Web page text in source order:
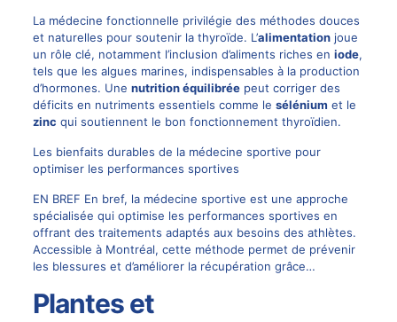
La médecine fonctionnelle privilégie des méthodes douces
et naturelles pour soutenir la thyroïde. L’alimentationjoue
un rôle clé, notamment l’inclusion d’aliments riches en iode,
tels que les algues marines, indispensables à la production
d’hormones. Une nutrition équilibréepeut corriger des
déficits en nutriments essentiels comme le sélénium et le
zinc qui soutiennent le bon fonctionnement thyroïdien.
Les bienfaits durables de la médecine sportive pour
optimiser les performances sportives
EN BREF En bref, la médecine sportive est une approche
spécialisée qui optimise les performances sportives en
offrant des traitements adaptés aux besoins des athlètes.
Accessible à Montréal, cette méthode permet de prévenir
les blessures et d’améliorer la récupération grâce…
Plantes et